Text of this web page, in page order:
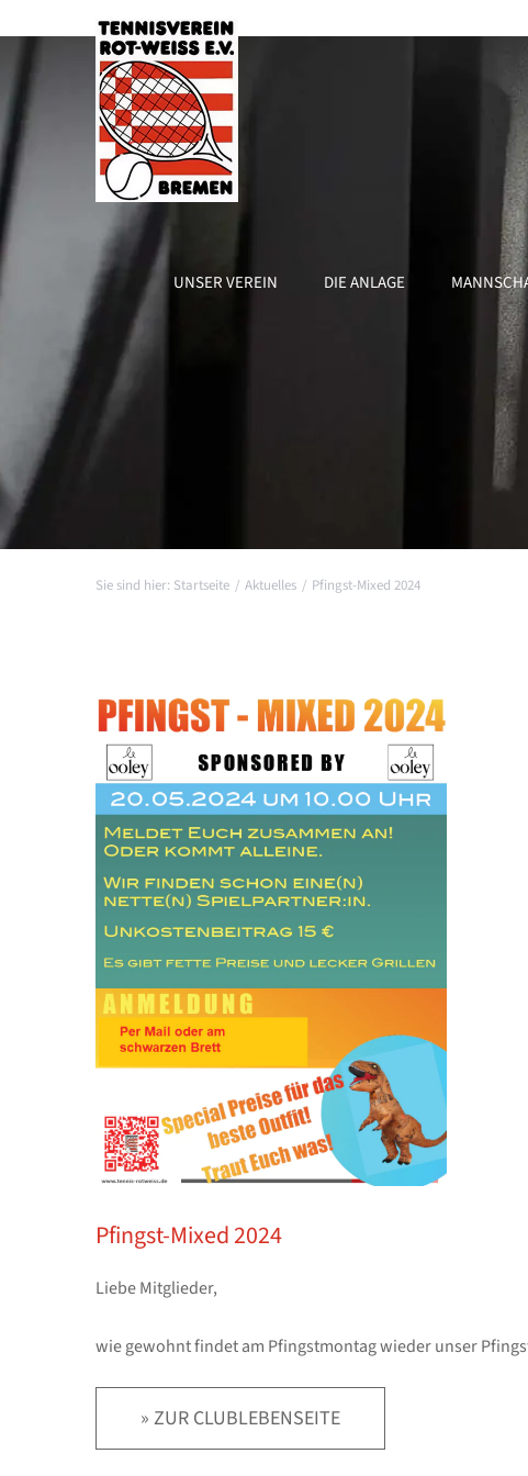
UNSER VEREIN DIE ANLAGE
Startseite Aktuelles Pfingst-Mixed 2024
Zeige
grösseres
Bild
Pfingst-Mixed 2024
Liebe Mitglieder,
wie gewohnt findet am Pfingstmontag wieder unser
» ZUR CLUBLEBENSEITE